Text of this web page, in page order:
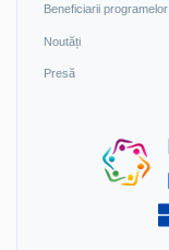
Beneficiarii programelor
Noutăți
Presă